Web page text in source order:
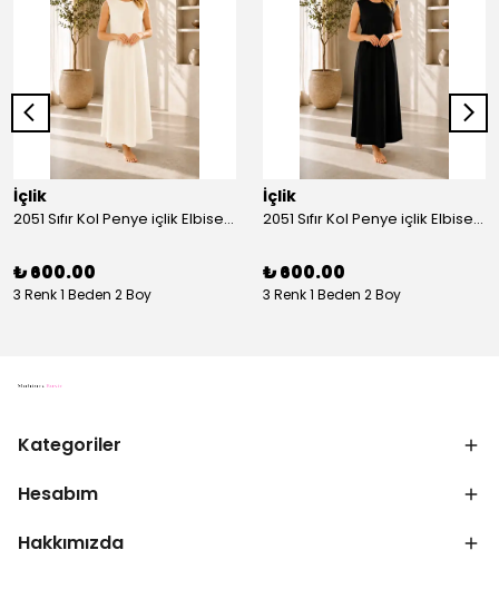
İçlik
2051 Sıfır Kol Penye içlik Elbise - Ekru
₺ 600.00
3 Renk 1 Beden 2 Boy
İçlik
2051 Sıfır Kol Penye içlik Elbise - Siyah
₺ 600.00
3 Renk 1 Beden 2 Boy
Kategoriler
Hesabım
Hakkımızda